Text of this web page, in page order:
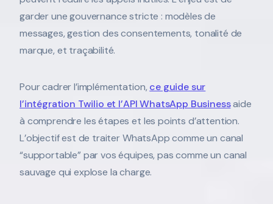
garder une gouvernance stricte : modèles de
messages, gestion des consentements, tonalité de
marque, et traçabilité.
Pour cadrer l’implémentation, ce guide sur
l’intégration Twilio et l’API WhatsApp Businessaide
à comprendre les étapes et les points d’attention.
L’objectif est de traiter WhatsApp comme un canal
“supportable” par vos équipes, pas comme un canal
sauvage qui explose la charge.